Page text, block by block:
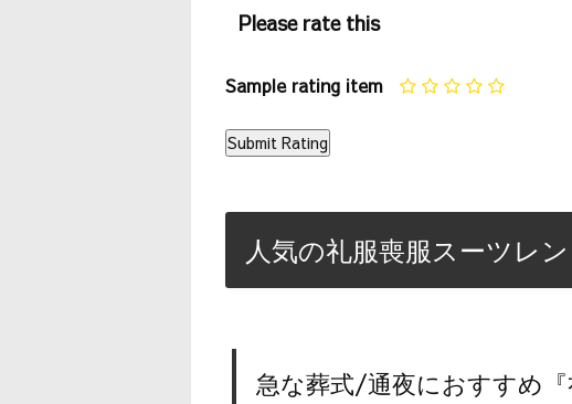
Please rate this
Sample rating item
人気の礼服喪服スーツレ
急な葬式/通夜におすすめ『